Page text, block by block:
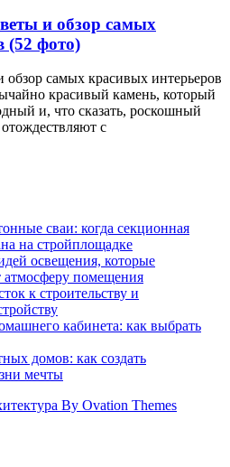
и обзор самых
(52 фото)
самых красивых интерьеров
красивый камень, который
и, что сказать, роскошный
с
сваи: когда секционная
на стройплощадке
освещения, которые
помещения
к строительству и
кабинета: как выбрать
домов: как создать
мечты
By Ovation Themes